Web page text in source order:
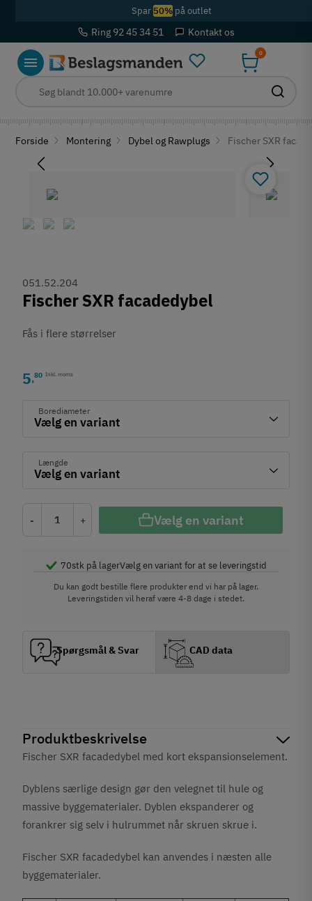
Spar 50%på outlet
Ring 92 45 34 51 Kontakt os
0
Forside Montering Dybel og Rawplugs Fischer SXR
Produktbeskrivelse
Fischer SXR facadedybel med kort ekspansionselement.
Dyblens særlige design gør den velegnet til hule og
massive byggematerialer. Dyblen ekspanderer og
forankrer sig selv i hulrummet når skruen skrue i.
Fischer SXR facadedybel kan anvendes i næsten alle
byggematerialer.
051.52.204
Fischer SXR facadedybel
Fås i flere størrelser
5,80 Inkl. moms
Borediameter
Længde
- + Vælg en variant
70stk på lagerVælg en variant for at se leveringstid
Du kan godt bestille flere produkter end vi har på lager.
Leveringstiden vil heraf være 4-8 dage i stedet.
Spørgsmål & Svar CAD data